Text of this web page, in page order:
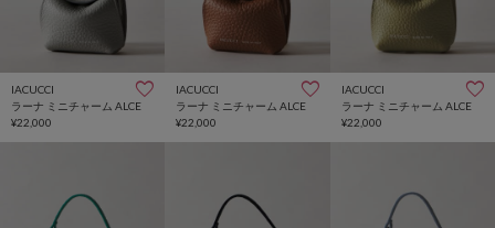
IACUCCI
ラーナ ミニチャーム ALCE
¥22,000
IACUCCI
ラーナ ミニチャーム ALCE
¥22,000
IACUCCI
ラーナ ミニチャーム ALCE
¥22,000